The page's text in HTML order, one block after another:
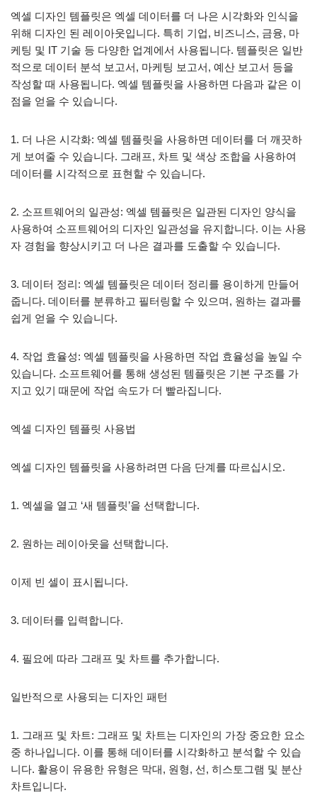
엑셀 디자인 템플릿은 엑셀 데이터를 더 나은 시각화와 인식을
위해 디자인 된 레이아웃입니다. 특히 기업, 비즈니스, 금융, 마
케팅 및 IT 기술 등 다양한 업계에서 사용됩니다. 템플릿은 일반
적으로 데이터 분석 보고서, 마케팅 보고서, 예산 보고서 등을
작성할 때 사용됩니다. 엑셀 템플릿을 사용하면 다음과 같은 이
점을 얻을 수 있습니다.
1. 더 나은 시각화: 엑셀 템플릿을 사용하면 데이터를 더 깨끗하
게 보여줄 수 있습니다. 그래프, 차트 및 색상 조합을 사용하여
데이터를 시각적으로 표현할 수 있습니다.
2. 소프트웨어의 일관성: 엑셀 템플릿은 일관된 디자인 양식을
사용하여 소프트웨어의 디자인 일관성을 유지합니다. 이는 사용
자 경험을 향상시키고 더 나은 결과를 도출할 수 있습니다.
3. 데이터 정리: 엑셀 템플릿은 데이터 정리를 용이하게 만들어
줍니다. 데이터를 분류하고 필터링할 수 있으며, 원하는 결과를
쉽게 얻을 수 있습니다.
4. 작업 효율성: 엑셀 템플릿을 사용하면 작업 효율성을 높일 수
있습니다. 소프트웨어를 통해 생성된 템플릿은 기본 구조를 가
지고 있기 때문에 작업 속도가 더 빨라집니다.
엑셀 디자인 템플릿 사용법
엑셀 디자인 템플릿을 사용하려면 다음 단계를 따르십시오.
1. 엑셀을 열고 ‘새 템플릿’을 선택합니다.
2. 원하는 레이아웃을 선택합니다.
이제 빈 셀이 표시됩니다.
3. 데이터를 입력합니다.
4. 필요에 따라 그래프 및 차트를 추가합니다.
일반적으로 사용되는 디자인 패턴
1. 그래프 및 차트: 그래프 및 차트는 디자인의 가장 중요한 요소
중 하나입니다. 이를 통해 데이터를 시각화하고 분석할 수 있습
니다. 활용이 유용한 유형은 막대, 원형, 선, 히스토그램 및 분산
차트입니다.